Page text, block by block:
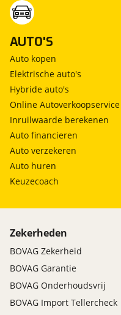
AUTO'S
Auto kopen
Elektrische auto's
Hybride auto's
Online Autoverkoopservice
Inruilwaarde berekenen
Auto financieren
Auto verzekeren
Auto huren
Keuzecoach
Zekerheden
BOVAG Zekerheid
BOVAG Garantie
BOVAG Onderhoudsvrij
BOVAG Import Tellercheck